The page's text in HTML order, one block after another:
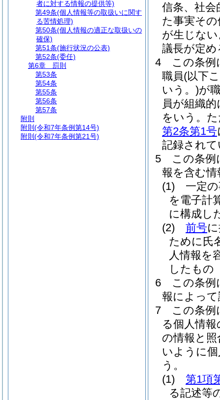
信条、社会
た事実そ
が生じな
議長が定
4
この条例
職員(以下
いう。)が
員が組織
をいう。
第2条第1号
記録され
5
この条例
報を含む
(1)
一定
を電子計
に構成し
(2)
前号
ために氏
人情報を
したもの
6
この条例
報によっ
7
この条例
る個人情
の情報と
いように
う。
(1)
第1項
る記述等
者に対する情報の提供等)
第49条(個人情報等の取扱いに関す
る苦情処理)
第50条(個人情報の適正な取扱いの
確保)
第51条(施行状況の公表)
第52条(委任)
第6章
罰則
第53条
第54条
第55条
第56条
第57条
附則
附則 (令和7年条例第14号)
附則 (令和7年条例第21号)